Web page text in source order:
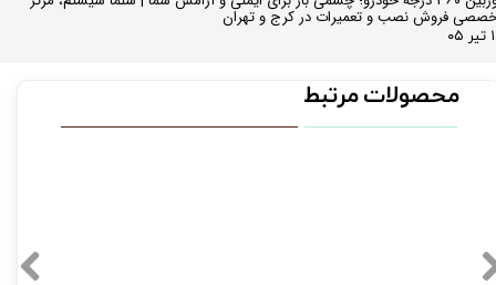
فروش نصب و تعمیرات در کرج و تهران
محصولات مرتبط